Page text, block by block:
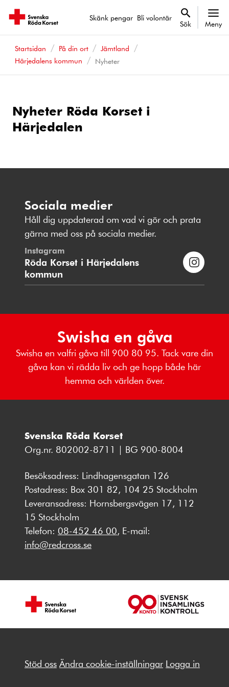
Skänk pengar Bli volontär
Sök Meny
Startsidan På din ort
Jämtland
Härjedalens kommun
Nyheter
Nyheter Röda Korset i
Härjedalen
Sociala medier
Håll dig uppdaterad om vad vi gör och prata
gärna med oss på sociala medier.
Instagram
Röda Korset i Härjedalens
kommun
Swisha en gåva
Swisha en valfri gåva till 900 80 95. Tack vare din
gåva kan vi rädda liv och ge hopp både här
hemma och världen över.
Svenska Röda Korset
Org.nr. 802002-8711 | BG 900-8004
Besöksadress: Lindhagensgatan 126
Postadress: Box 301 82, 104 25 Stockholm
Leveransadress: Hornsbergsvägen 17, 112
15 Stockholm
Telefon: 08-452 46 00, E-mail:
info@redcross.se
Stöd oss Ändra cookie-inställningar Logga in